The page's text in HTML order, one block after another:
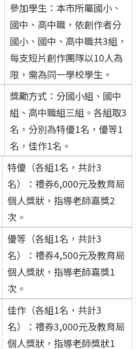
參加學生：本市所屬國小、
國中、高中職，依創作者分
國小、國中、高中職共3組，
每支短片創作團隊以10人為
限，需為同一學校學生。
獎勵方式：分國小組、國中
組、高中職組三組。各組取3
名，分別為特優1名，優等1
名，佳作1名。
特優（各組1名，共計3
名）：禮券6,000元及教育局
個人獎狀，指導老師嘉獎2
次。
優等（各組1名，共計3
名）：禮券4,500元及教育局
個人獎狀，指導老師嘉獎1
次。
佳作（各組1名，共計3
名）：禮券3,000元及教育局
個人獎狀，指導老師獎狀1